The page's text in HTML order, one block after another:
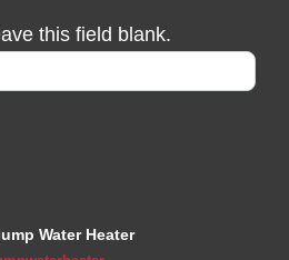
this field blank.
Water Heater